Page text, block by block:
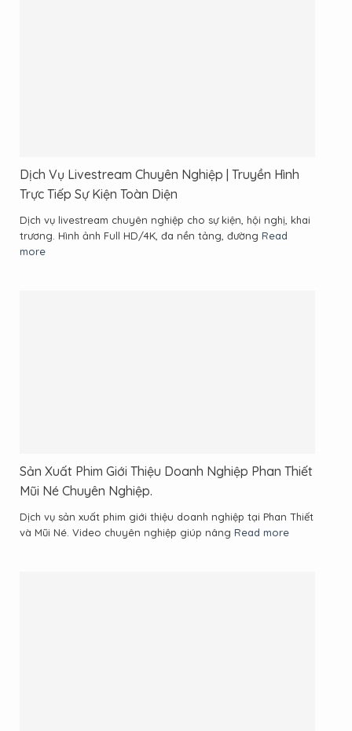
Dịch Vụ Livestream Chuyên Nghiệp | Truyền Hình
Trực Tiếp Sự Kiện Toàn Diện
Dịch vụ livestream chuyên nghiệp cho sự kiện, hội nghị, khai
trương. Hình ảnh Full HD/4K, đa nền tảng, đường Read
more
Sản Xuất Phim Giới Thiệu Doanh Nghiệp Phan Thiết
Mũi Né Chuyên Nghiệp.
Dịch vụ sản xuất phim giới thiệu doanh nghiệp tại Phan Thiết
và Mũi Né. Video chuyên nghiệp giúp nâng Read more